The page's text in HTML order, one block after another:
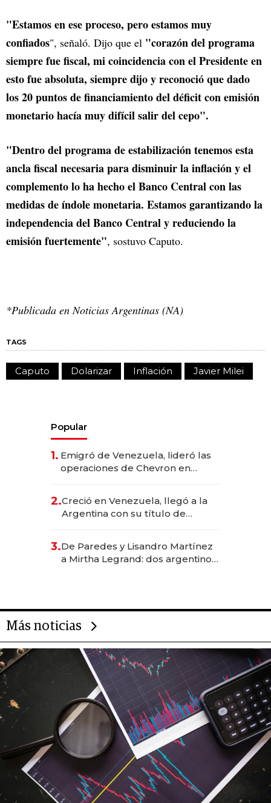
"Estamos en ese proceso, pero estamos muy
confiados", señaló. Dijo que el "corazón del programa
siempre fue fiscal, mi coincidencia con el Presidente en
esto fue absoluta, siempre dijo y reconoció que dado
los 20 puntos de financiamiento del déficit con emisión
monetario hacía muy difícil salir del cepo".
"Dentro del programa de estabilización tenemos esta
ancla fiscal necesaria para disminuir la inflación y el
complemento lo ha hecho el Banco Central con las
medidas de índole monetaria. Estamos garantizando la
independencia del Banco Central y reduciendo la
emisión fuertemente", sostuvo Caputo.
*Publicada en Noticias Argentinas (NA)
TAGS
Caputo Dolarizar Inflación Javier Milei
Popular
1. Emigró de Venezuela, lideró las
operaciones de Chevron en
2.Creció en Venezuela, llegó a la
Argentina con su título de
las marcas "fast premium"
3.De Paredes y Lisandro Martínez
a Mirtha Legrand: dos argentinos
Más noticias